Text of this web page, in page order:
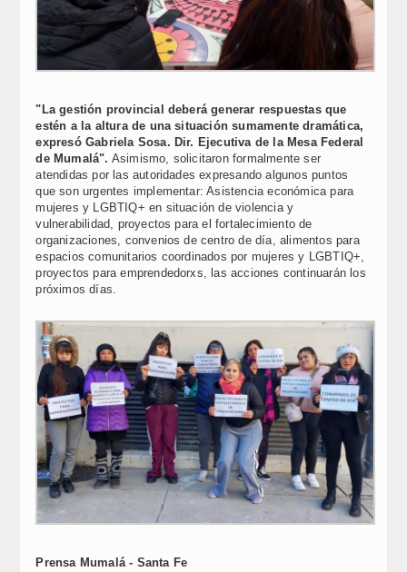
"La gestión provincial deberá generar respuestas que
estén a la altura de una situación sumamente dramática,
expresó Gabriela Sosa. Dir. Ejecutiva de la Mesa Federal
de Mumalá". Asimismo, solicitaron formalmente ser
atendidas por las autoridades expresando algunos puntos
que son urgentes implementar: Asistencia económica para
mujeres y LGBTIQ+ en situación de violencia y
vulnerabilidad, proyectos para el fortalecimiento de
organizaciones, convenios de centro de día, alimentos para
espacios comunitarios coordinados por mujeres y LGBTIQ+,
proyectos para emprendedorxs, las acciones continuarán los
próximos días.
Prensa Mumalá - Santa Fe